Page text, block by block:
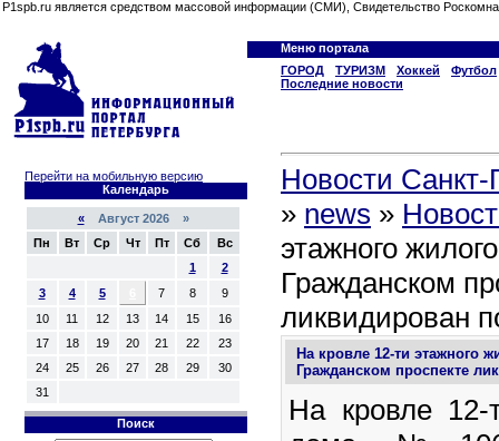
P1spb.ru является средством массовой информации (СМИ), Свидетельство
Меню портала
ГОРОД
ТУРИЗМ Хоккей
Футбол
Последние новости
Перейти на мобильную версию
Календарь
«Август 2026 »
Пн
Вт Ср Чт Пт Сб
Вс
1
2
3
4 5 7 8
9
10
11 12 13 14 15
16
17
18 19 20 21 22
23
24
25 26 27 28 29
30
31
Поиск
Новости Санкт-
» news »
этажного
Гражданском
ликвидирован
На кровле 12-ти этажного
Гражданском проспекте
На кровле 12-